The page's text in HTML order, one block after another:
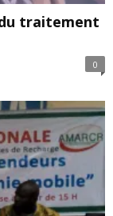
du traitement
0